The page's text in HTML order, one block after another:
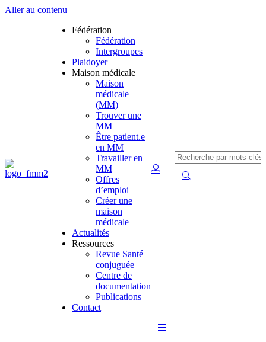
Aller au contenu
Fédération
Fédération
Intergroupes
Plaidoyer
Maison médicale
Maison
médicale
(MM)
Trouver une
MM
Être patient.e
en MM
Travailler en
MM
Offres
d’emploi
Créer une
maison
médicale
Actualités
Ressources
Revue Santé
conjuguée
Centre de
documentation
Publications
Contact